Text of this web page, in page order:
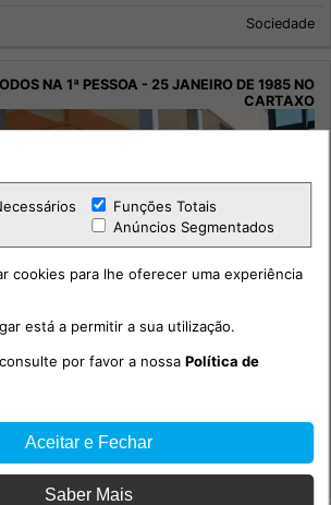
Sociedade
Modos na 1ª Pessoa - 25 Janeiro de 1985 no
Sociedade
Funções Totais
Anúncios Segmentados
cookies para lhe oferecer uma experiência
está a permitir a sua utilização.
por favor a nossaPolítica de
Aceitar e Fechar
Saber Mais